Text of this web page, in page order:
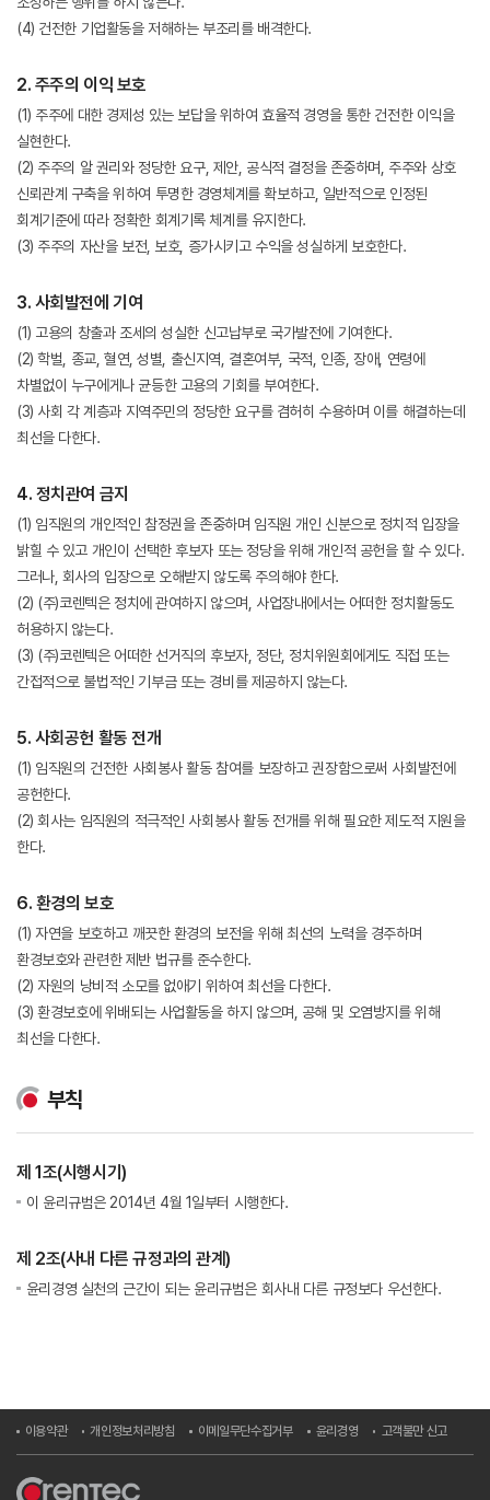
(4) 건전한 기업활동을 저해하는 부조리를 배격한다.
2. 주주의 이익 보호
(1) 주주에 대한 경제성 있는 보답을 위하여 효율적 경영을 통한 건전한 이익을
실현한다.
(2) 주주의 알 권리와 정당한 요구, 제안, 공식적 결정을 존중하며, 주주와 상호
신뢰관계 구축을 위하여 투명한 경영체계를 확보하고, 일반적으로 인정된
회계기준에 따라 정확한 회계기록 체계를 유지한다.
(3) 주주의 자산을 보전, 보호, 증가시키고 수익을 성실하게 보호한다.
3. 사회발전에 기여
(1) 고용의 창출과 조세의 성실한 신고납부로 국가발전에 기여한다.
(2) 학벌, 종교, 혈연, 성별, 출신지역, 결혼여부, 국적, 인종, 장애, 연령에
차별없이 누구에게나 균등한 고용의 기회를 부여한다.
(3) 사회 각 계층과 지역주민의 정당한 요구를 겸허히 수용하며 이를 해결하는데
최선을 다한다.
4. 정치관여 금지
(1) 임직원의 개인적인 참정권을 존중하며 임직원 개인 신분으로 정치적 입장을
밝힐 수 있고 개인이 선택한 후보자 또는 정당을 위해 개인적 공헌을 할 수 있다.
그러나, 회사의 입장으로 오해받지 않도록 주의해야 한다.
(2) (주)코렌텍은 정치에 관여하지 않으며, 사업장내에서는 어떠한 정치활동도
허용하지 않는다.
(3) (주)코렌텍은 어떠한 선거직의 후보자, 정단, 정치위원회에게도 직접 또는
간접적으로 불법적인 기부금 또는 경비를 제공하지 않는다.
5. 사회공헌 활동 전개
(1) 임직원의 건전한 사회봉사 활동 참여를 보장하고 권장함으로써 사회발전에
공헌한다.
(2) 회사는 임직원의 적극적인 사회봉사 활동 전개를 위해 필요한 제도적 지원을
한다.
6. 환경의 보호
(1) 자연을 보호하고 깨끗한 환경의 보전을 위해 최선의 노력을 경주하며
환경보호와 관련한 제반 법규를 준수한다.
(2) 자원의 낭비적 소모를 없애기 위하여 최선을 다한다.
(3) 환경보호에 위배되는 사업활동을 하지 않으며, 공해 및 오염방지를 위해
최선을 다한다.
부칙
제 1조(시행시기)
이 윤리규범은 2014년 4월 1일부터 시행한다.
제 2조(사내 다른 규정과의 관계)
윤리경영 실천의 근간이 되는 윤리규범은 회사내 다른 규정보다 우선한다.
이용약관 개인정보처리방침 이메일무단수집거부 윤리경영 고객불만 신고